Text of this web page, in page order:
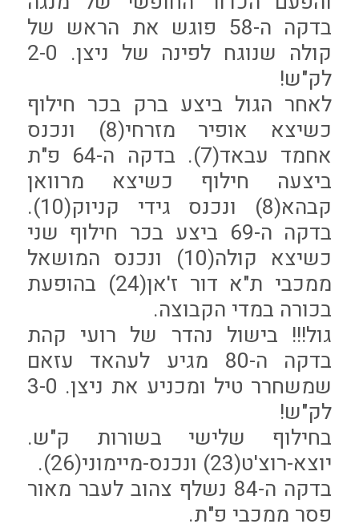
בדקה ה-58 פוגש את הראש של
קולה שנוגח לפינה של ניצן. 2-0
לק"ש!
לאחר הגול ביצע ברק בכר חילוף
כשיצא אופיר מזרחי(8) ונכנס
אחמד עבאד(7). בדקה ה-64 פ"ת
ביצעה חילוף כשיצא מרוואן
קבהא(8) ונכנס גידי קניוק(10).
בדקה ה-69 ביצע בכר חילוף שני
כשיצא קולה(10) ונכנס המושאל
ממכבי ת"א דור ז'אן(24) בהופעת
בכורה במדי הקבוצה.
גול!!! בישול נהדר של רועי קהת
בדקה ה-80 מגיע לעהאד עזאם
שמשחרר טיל ומכניע את ניצן. 3-0
לק"ש!
בחילוף שלישי בשורות ק"ש.
יוצא-רוצ'ט(23) ונכנס-מיימוני(26).
בדקה ה-84 נשלף צהוב לעבר מאור
פסר ממכבי פ"ת.